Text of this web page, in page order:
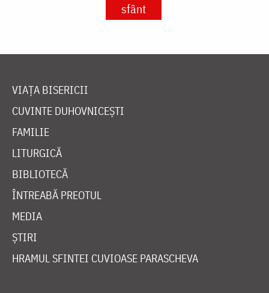
sfânt
VIAȚA BISERICII
CUVINTE DUHOVNICEȘTI
FAMILIE
LITURGICĂ
BIBLIOTECĂ
ÎNTREABĂ PREOTUL
MEDIA
ȘTIRI
HRAMUL SFINTEI CUVIOASE PARASCHEVA